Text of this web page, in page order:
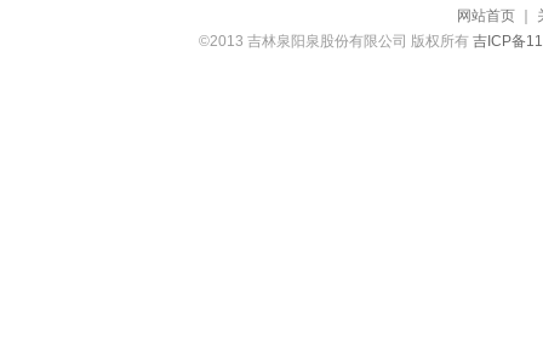
网站首页
©2013 吉林泉阳泉股份有限公司 版权所有吉ICP备